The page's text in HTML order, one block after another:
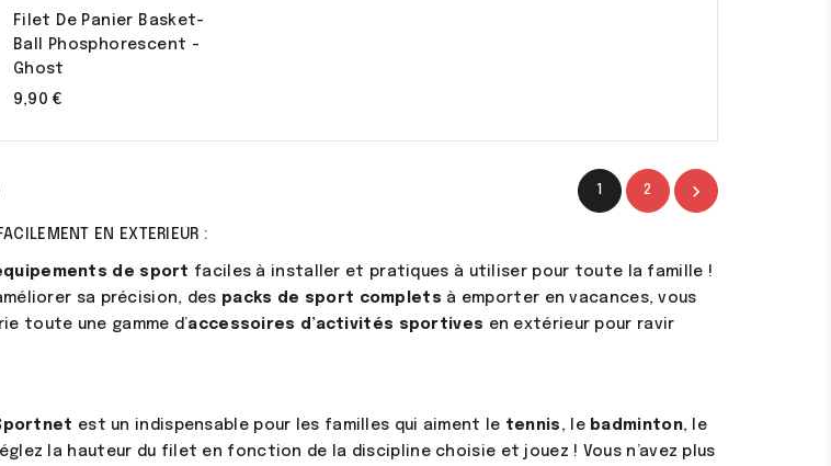
(1 avis)
Filet De Panier Basket-
Ball Phosphorescent -
Ghost
9,90 €
1 2 
EN EXTERIEUR :
de sport faciles à installer et pratiques à utiliser pour toute la famille !
sa précision, des packs de sport complets à emporter en vacances, vous
toute une gamme d’accessoires d’activités sportives en extérieur pour ravir
est un indispensable pour les familles qui aiment le tennis , le badminton, le
la hauteur du filet en fonction de la discipline choisie et jouez ! Vous n’avez plus